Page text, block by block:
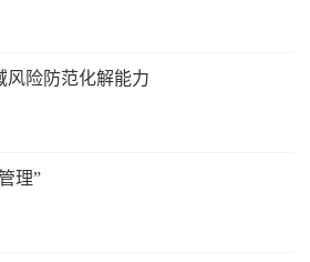
风险防范化解能力
理”